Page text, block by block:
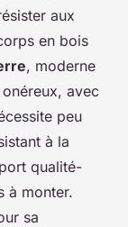
aux
en bois
, moderne
avec
peu
à la
qualité-
à monter.
sa